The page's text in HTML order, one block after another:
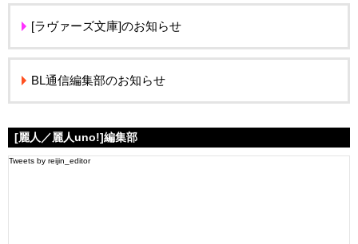
[ラヴァーズ文庫]のお知らせ
BL通信編集部のお知らせ
[麗人／麗人uno!]編集部
Tweets by reijin_editor